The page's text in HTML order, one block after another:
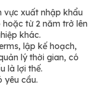
vực xuất nhập khẩu
từ 2 năm trở lên
khác.
lập kế hoạch,
lý thời gian, có
là lợi thế.
yêu cầu.